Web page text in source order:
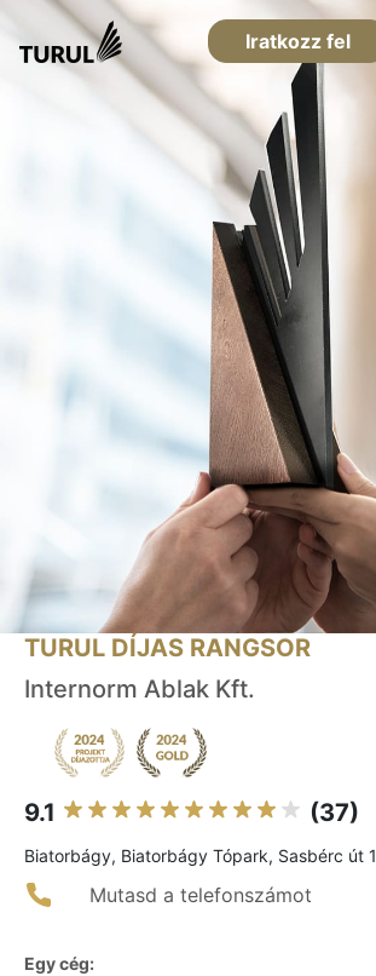
Iratkozz fel
TURUL DÍJAS RANGSOR
Internorm Ablak Kft.
9.1 (37)
Biatorbágy, Biatorbágy Tópark, Sasbérc út 1
Mutasd a telefonszámot
Egy cég: